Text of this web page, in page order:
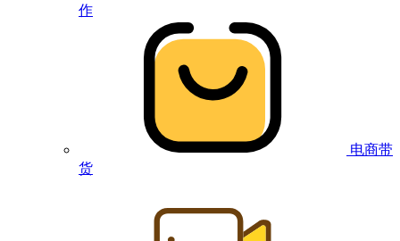
作
电商带
货